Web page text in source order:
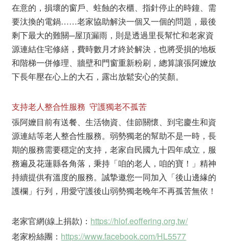
在意的，損壞的窗戶、蛀蝕的衣櫃、指針停止的時鐘、需
要汰換的電鍋……老家協助解決一個又一個的問題，最後
剩下最大的難關─屋頂漏雨，則是透過里長幫忙和老家資
源連結住宅修繕，費時數月才終於解決，也將受損的地板
和階梯一併修理、牆壁和門窗重新粉刷，總算讓張阿嬤放
下長年壓在心上的大石，露出放鬆安心的笑顏。
支持老人整合性服務 守護獨老不孤苦
張阿嬤目前有送餐、生活物資、佳節關懷、到宅慶生和資
源連結等老人整合性服務。弱勢獨老的幫助不是一時，長
期的服務需要穩定的支持，老家自民國九十四年成立，服
務遍及花蓮縣各角落，秉持「咱的老人，咱的寶！」精神
持續提供有溫度的服務。誠摯邀您一同加入「後山邊緣的
護欄」行列，用愛守護後山弱勢獨老晚年不再孤苦無依！
老家官網(線上捐款)： https://hlof.eoffering.org.tw/
老家粉絲團： https://www.facebook.com/HL5577